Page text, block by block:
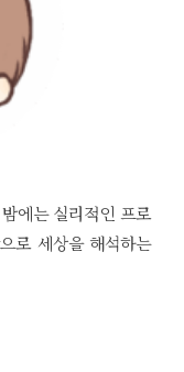
에는 실리적인 프로
로 세상을 해석하는